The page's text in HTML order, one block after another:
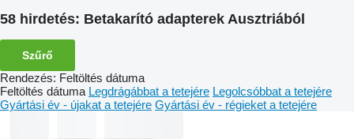
58 hirdetés: Betakarító adapterek Ausztriából
Szűrő
Rendezés: Feltöltés dátuma
Feltöltés dátuma Legdrágábbat a tetejére Legolcsóbbat a tetejére
Gyártási év - újakat a tetejére Gyártási év - régieket a tetejére